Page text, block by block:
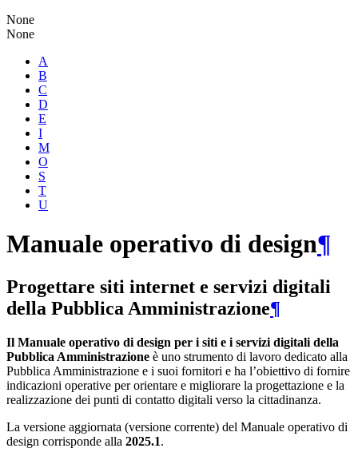
None
None
A
B
C
D
E
I
M
O
S
T
U
Manuale operativo di design¶
Progettare siti internet e servizi digitali
della Pubblica Amministrazione¶
Il Manuale operativo di design per i siti e i servizi digitali della
Pubblica Amministrazione è uno strumento di lavoro dedicato alla
Pubblica Amministrazione e i suoi fornitori e ha l’obiettivo di fornire
indicazioni operative per orientare e migliorare la progettazione e la
realizzazione dei punti di contatto digitali verso la cittadinanza.
La versione aggiornata (versione corrente) del Manuale operativo di
design corrisponde alla 2025.1.